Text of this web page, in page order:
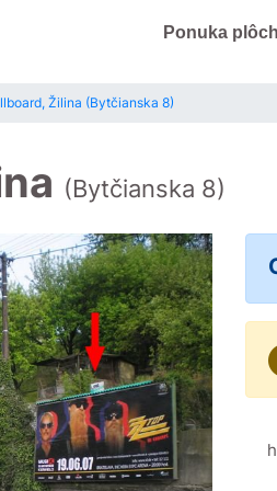
Ponuka plôch
Žilina (Bytčianska 8)
(Bytčianska 8)